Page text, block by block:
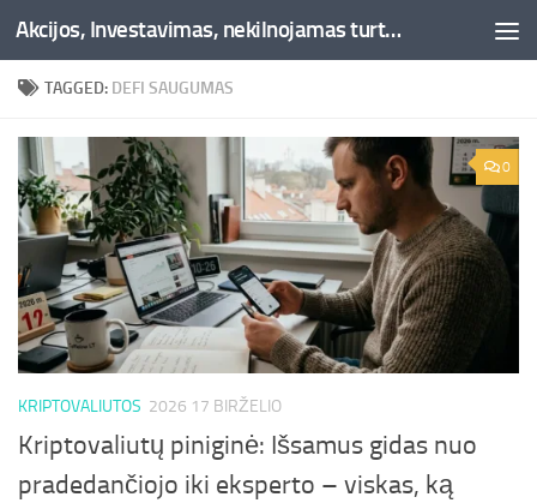
Skip to content Akcijos, Investavimas, nekilnojamas turtas, kriptovaliutos - Besociai.lt
TAGGED: DEFI SAUGUMAS
0
KRIPTOVALIUTOS 2026 17 BIRŽELIO
Kriptovaliutų piniginė: Išsamus gidas nuo
pradedančiojo iki eksperto – viskas, ką